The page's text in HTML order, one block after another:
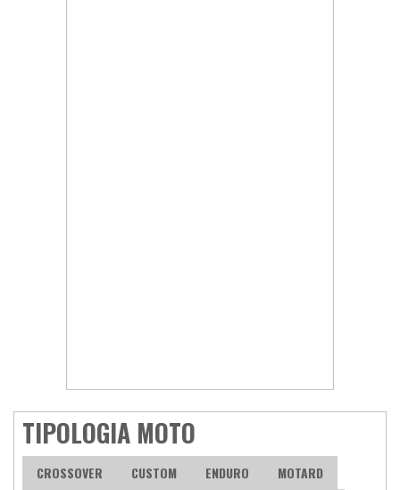
TIPOLOGIA MOTO
CROSSOVER CUSTOM ENDURO MOTARD